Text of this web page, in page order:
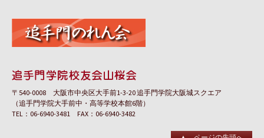
〒540-0008 大阪市中央区大手前1-3-20 追手門学院大阪城スクエア
（追手門学院大手前中・高等学校本館6階）
TEL：06-6940-3481 FAX：06-6940-3482